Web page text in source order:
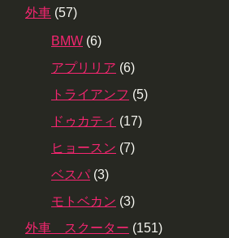
外車 (57)
BMW (6)
アプリリア (6)
トライアンフ (5)
ドゥカティ (17)
ヒョースン (7)
ベスパ (3)
モトベカン (3)
外車 スクーター (151)